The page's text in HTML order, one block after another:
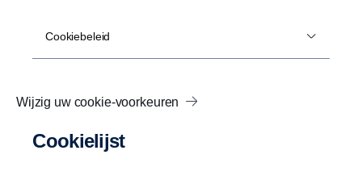
Cookiebeleid
Wijzig uw cookie-voorkeuren
Cookielijst